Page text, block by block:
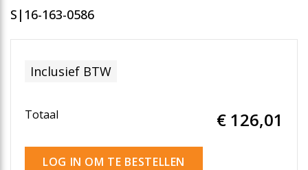
S|16-163-0586
Inclusief BTW
Totaal € 126,01
LOG IN OM TE BESTELLEN